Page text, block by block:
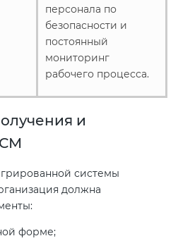
персонала по
безопасности и
постоянный
мониторинг
рабочего процесса.
и
системы
должна
форме;